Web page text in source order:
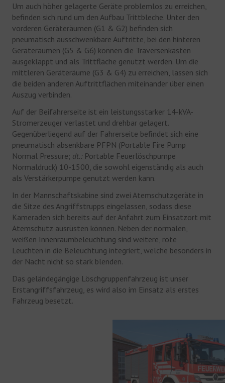
Um auch höher gelagerte Geräte problemlos zu erreichen,
befinden sich rund um den Aufbau Trittbleche. Unter den
vorderen Geräteräumen (G1 & G2) befinden sich
pneumatisch ausschwenkbare Auftritte, bei den hinteren
Geräteräumen (G5 & G6) können die Traversenkästen
ausgeklappt und als Trittfläche genutzt werden. Um die
mittleren Geräteräume (G3 & G4) zu erreichen, lassen sich
die beiden anderen Auftrittflächen miteinander über einen
Auszug verbinden.
Auf der Beifahrerseite ist ein leistungsstarker 14-kVA-
Stromerzeuger verlastet und drehbar gelagert.
Gegenüberliegend auf der Fahrerseite befindet sich eine
pneumatisch absenkbare PFPN (Portable Fire Pump
Normal Pressure; dt.: Portable Feuerlöschpumpe
Normaldruck) 10-1500, die sowohl eigenständig als auch
als Verstärkerpumpe genutzt werden kann.
In der Mannschaftskabine sind zwei Atemschutzgeräte in
die Sitze des Angriffstrupps eingelassen, sodass diese
Kameraden sich bereits auf der Anfahrt zum Einsatzort mit
Atemschutz ausrüsten können. Neben der normalen,
weißen Innenraumbeleuchtung sind weitere, rote
Leuchten in die Beleuchtung integriert, welche besonders in
der Nacht nicht so stark blenden.
Das geländegängige Löschgruppenfahrzeug ist unser
Erstangriffsfahrzeug, es wird also im Einsatz als erstes
Fahrzeug besetzt.